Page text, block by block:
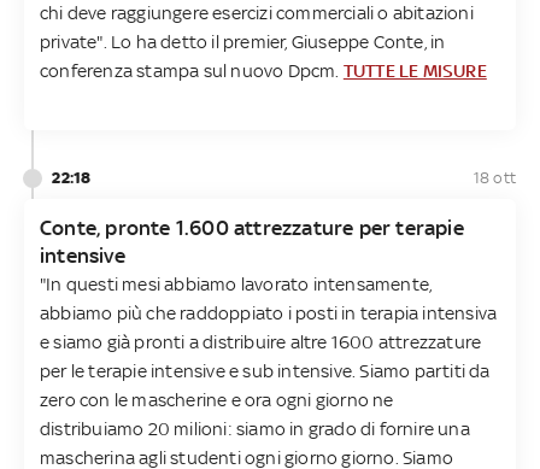
chi deve raggiungere esercizi commerciali o abitazioni
private". Lo ha detto il premier, Giuseppe Conte, in
conferenza stampa sul nuovo Dpcm. TUTTE LE MISURE
22:18 18 ott
Conte, pronte 1.600 attrezzature per terapie
intensive
"In questi mesi abbiamo lavorato intensamente,
abbiamo più che raddoppiato i posti in terapia intensiva
e siamo già pronti a distribuire altre 1600 attrezzature
per le terapie intensive e sub intensive. Siamo partiti da
zero con le mascherine e ora ogni giorno ne
distribuiamo 20 milioni: siamo in grado di fornire una
mascherina agli studenti ogni giorno giorno. Siamo